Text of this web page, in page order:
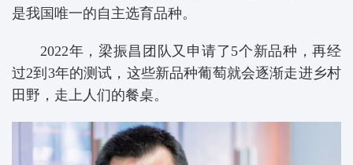
是我国唯一的自主选育品种。
2022年，梁振昌团队又申请了5个新品种，再经
过2到3年的测试，这些新品种葡萄就会逐渐走进乡村
田野，走上人们的餐桌。